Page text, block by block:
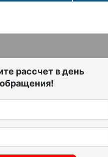
рассчет в день
обращения!